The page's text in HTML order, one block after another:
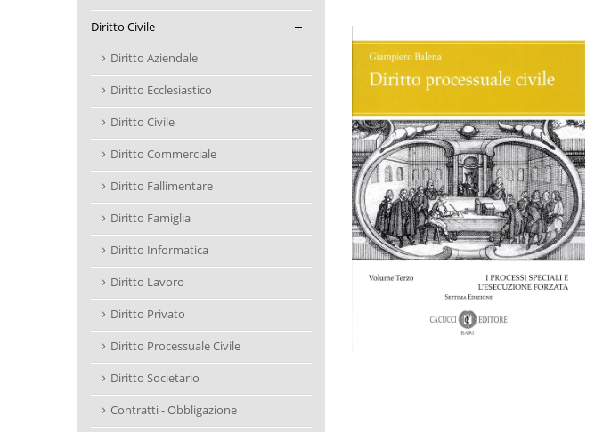
Diritto Civile
Diritto Aziendale
Diritto Ecclesiastico
Diritto Civile
Diritto Commerciale
Diritto Fallimentare
Diritto Famiglia
Diritto Informatica
Diritto Lavoro
Diritto Privato
Diritto Processuale Civile
Diritto Societario
Contratti - Obbligazione